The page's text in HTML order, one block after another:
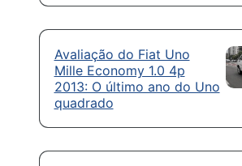
Avaliação do Fiat Uno
Mille Economy 1.0 4p
2013: O último ano do Uno
quadrado